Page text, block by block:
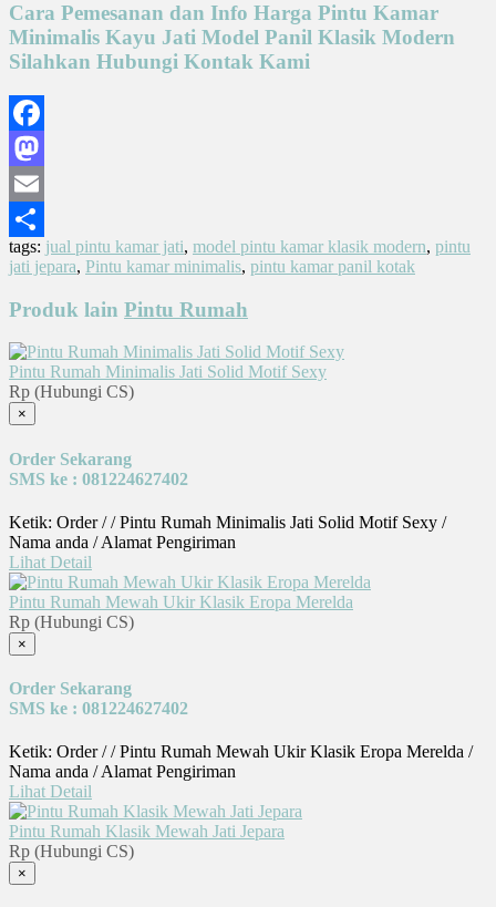
Cara Pemesanan dan Info Harga Pintu Kamar
Minimalis Kayu Jati Model Panil Klasik Modern
Silahkan Hubungi Kontak Kami
Facebook
Mastodon
Email
Share
tags: jual pintu kamar jati, model pintu kamar klasik modern, pintu
jati jepara, Pintu kamar minimalis, pintu kamar panil kotak
Produk lain Pintu Rumah
Pintu Rumah Minimalis Jati Solid Motif Sexy
Rp (Hubungi CS)
×
Order Sekarang
SMS ke : 081224627402
Ketik: Order / / Pintu Rumah Minimalis Jati Solid Motif Sexy /
Nama anda / Alamat Pengiriman
Lihat Detail
Pintu Rumah Mewah Ukir Klasik Eropa Merelda
Rp (Hubungi CS)
×
Order Sekarang
SMS ke : 081224627402
Ketik: Order / / Pintu Rumah Mewah Ukir Klasik Eropa Merelda /
Nama anda / Alamat Pengiriman
Lihat Detail
Pintu Rumah Klasik Mewah Jati Jepara
Rp (Hubungi CS)
×